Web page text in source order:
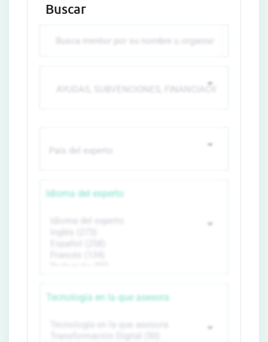
Buscar
Idioma del experto
Tecnología en la que asesora